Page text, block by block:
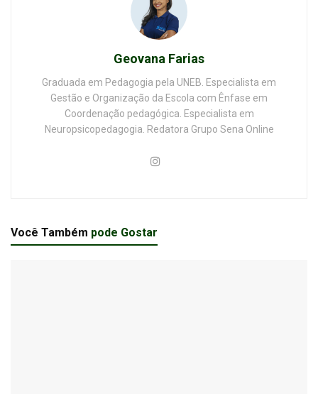
Geovana Farias
Graduada em Pedagogia pela UNEB. Especialista em
Gestão e Organização da Escola com Ênfase em
Coordenação pedagógica. Especialista em
Neuropsicopedagogia. Redatora Grupo Sena Online
Você Também pode Gostar